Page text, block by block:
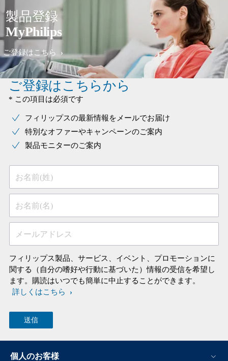
製品登録
MyPhilips
ご登録はこちら
ご登録はこちらから
* この項目は必須です
フィリップスの最新情報をメールでお届け
特別なオファーやキャンペーンのご案内
製品モニターのご案内
お名前(姓)
お名前(名)
メールアドレス
フィリップス製品、サービス、イベント、プロモーションに
関する（自分の嗜好や行動に基づいた）情報の受信を希望し
ます。購読はいつでも簡単に中止することができます。
詳しくはこちら
個人のお客様